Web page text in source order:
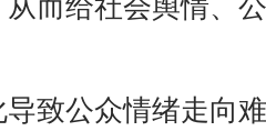
而给社会舆情、
公众情绪走向难